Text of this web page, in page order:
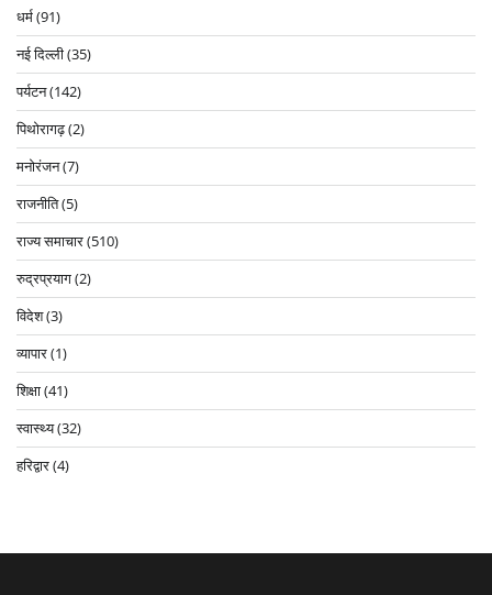
धर्म(91)
नई दिल्ली(35)
पर्यटन(142)
पिथोरागढ़(2)
मनोरंजन(7)
राजनीति(5)
राज्य समाचार(510)
रुद्रप्रयाग(2)
विदेश(3)
व्यापार(1)
शिक्षा(41)
स्वास्थ्य(32)
हरिद्वार(4)